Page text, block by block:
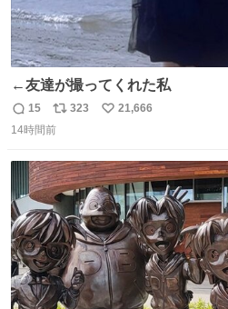
←友達が撮ってくれた私 友達が描
いてくれた私→
返
信
15
リ
ポ
ト
数
323
い
数
21,666
14時間前